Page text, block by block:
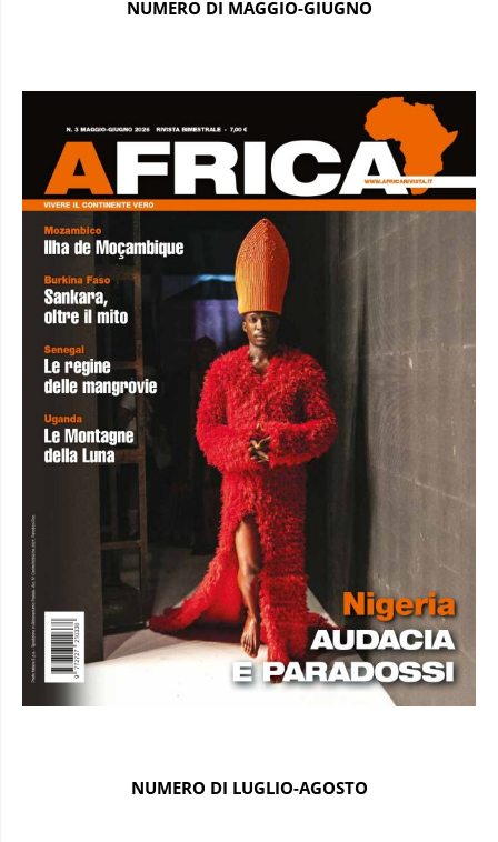
NUMERO DI MAGGIO-GIUGNO
NUMERO DI LUGLIO-AGOSTO